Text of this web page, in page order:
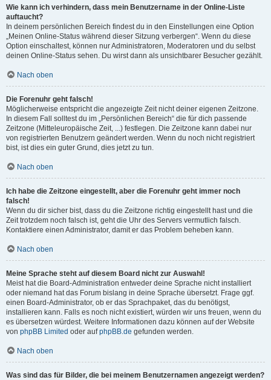
Wie kann ich verhindern, dass mein Benutzername in der Online-Liste
auftaucht?
In deinem persönlichen Bereich findest du in den Einstellungen eine Option
„Meinen Online-Status während dieser Sitzung verbergen“. Wenn du diese
Option einschaltest, können nur Administratoren, Moderatoren und du selbst
deinen Online-Status sehen. Du wirst dann als unsichtbarer Besucher gezählt.
Nach oben
Die Forenuhr geht falsch!
Möglicherweise entspricht die angezeigte Zeit nicht deiner eigenen Zeitzone.
In diesem Fall solltest du im „Persönlichen Bereich“ die für dich passende
Zeitzone (Mitteleuropäische Zeit, ...) festlegen. Die Zeitzone kann dabei nur
von registrierten Benutzern geändert werden. Wenn du noch nicht registriert
bist, ist dies ein guter Grund, dies jetzt zu tun.
Nach oben
Ich habe die Zeitzone eingestellt, aber die Forenuhr geht immer noch
falsch!
Wenn du dir sicher bist, dass du die Zeitzone richtig eingestellt hast und die
Zeit trotzdem noch falsch ist, geht die Uhr des Servers vermutlich falsch.
Kontaktiere einen Administrator, damit er das Problem beheben kann.
Nach oben
Meine Sprache steht auf diesem Board nicht zur Auswahl!
Meist hat die Board-Administration entweder deine Sprache nicht installiert
oder niemand hat das Forum bislang in deine Sprache übersetzt. Frage ggf.
einen Board-Administrator, ob er das Sprachpaket, das du benötigst,
installieren kann. Falls es noch nicht existiert, würden wir uns freuen, wenn du
es übersetzen würdest. Weitere Informationen dazu können auf der Website
von phpBB Limited oder aufphpBB.de gefunden werden.
Nach oben
Was sind das für Bilder, die bei meinem Benutzernamen angezeigt werden?